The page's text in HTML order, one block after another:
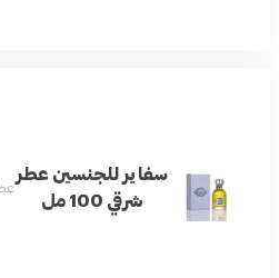
سفاير للجنسين عطر
شرقي 100 مل